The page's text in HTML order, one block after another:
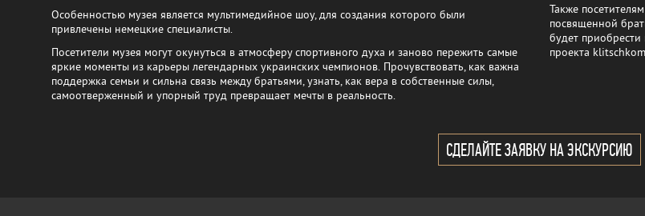
Особенностью музея является мультимедийное шоу, для создания которого были
привлечены немецкие специалисты.
Посетители музея могут окунуться в атмосферу спортивного духа и заново пережить самые
яркие моменты из карьеры легендарных украинских чемпионов. Прочувствовать, как важна
поддержка семьи и сильна связь между братьями, узнать, как вера в собственные силы,
самоотверженный и упорный труд превращает мечты в реальность.
Также
посвященной
будет
проекта
СДЕЛАЙТЕ ЗАЯВКУ НА ЭКСКУРСИЮ